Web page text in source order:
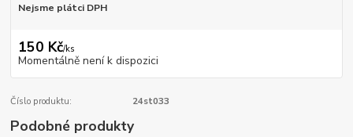
Nejsme plátci DPH
150 Kč/ks
Momentálně není k dispozici
Číslo produktu: 24st033
Podobné produkty